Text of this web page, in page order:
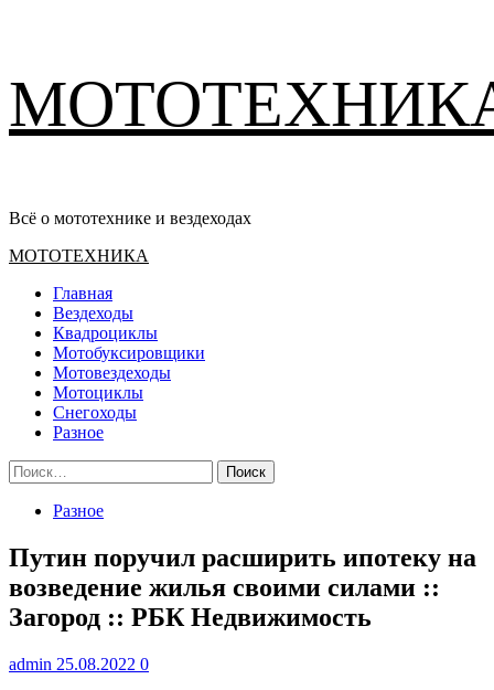
содержимому
Всё о мототехнике и вездеходах
Основное
МОТОТЕХНИКА
Главная
Вездеходы
Квадроциклы
Мотобуксировщики
Мотовездеходы
Мотоциклы
Снегоходы
Разное
Найти:
Разное
Путин поручил расширить ипотеку на
возведение жилья своими силами ::
Загород :: РБК Недвижимость
admin 25.08.2022 0